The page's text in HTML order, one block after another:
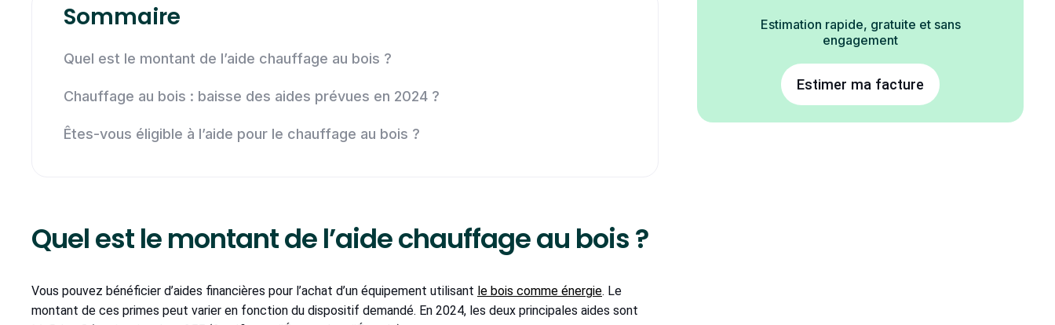
Sommaire
Quel est le montant de l’aide chauffage au bois ?
Chauffage au bois : baisse des aides prévues en 2024 ?
Êtes-vous éligible à l’aide pour le chauffage au bois ?
Quel est le montant de l’aide chauffage au bois ?
Vous pouvez bénéficier d’aides financières pour l’achat d’un équipement utilisant le bois comme énergie. Le
montant de ces primes peut varier en fonction du dispositif demandé. En 2024, les deux principales aides sont
Estimation rapide, gratuite et sans
engagement
Estimer ma facture